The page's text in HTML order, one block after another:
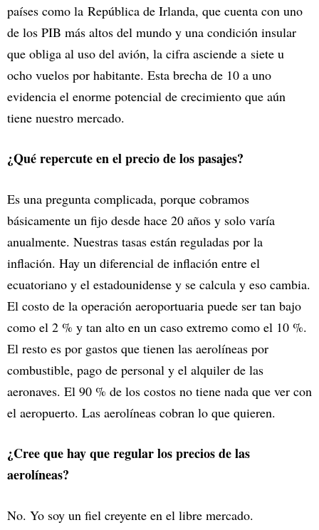
países como la República de Irlanda, que cuenta con uno
de los PIB más altos del mundo y una condición insular
que obliga al uso del avión, la cifra asciende a siete u
ocho vuelos por habitante. Esta brecha de 10 a uno
evidencia el enorme potencial de crecimiento que aún
tiene nuestro mercado.
¿Qué repercute en el precio de los pasajes?
Es una pregunta complicada, porque cobramos
básicamente un fijo desde hace 20 años y solo varía
anualmente. Nuestras tasas están reguladas por la
inflación. Hay un diferencial de inflación entre el
ecuatoriano y el estadounidense y se calcula y eso cambia.
El costo de la operación aeroportuaria puede ser tan bajo
como el 2 % y tan alto en un caso extremo como el 10 %.
El resto es por gastos que tienen las aerolíneas por
combustible, pago de personal y el alquiler de las
aeronaves. El 90 % de los costos no tiene nada que ver con
el aeropuerto. Las aerolíneas cobran lo que quieren.
¿Cree que hay que regular los precios de las
aerolíneas?
No. Yo soy un fiel creyente en el libre mercado.